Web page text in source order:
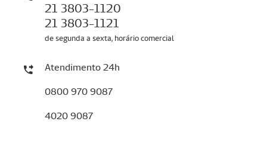
21 3803-1120
21 3803-1121
de segunda a sexta, horário comercial
Atendimento 24h
0800 970 9087
4020 9087